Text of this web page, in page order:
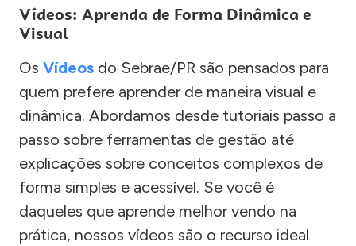
Vídeos: Aprenda de Forma Dinâmica e
Visual
Os Vídeos do Sebrae/PR são pensados para
quem prefere aprender de maneira visual e
dinâmica. Abordamos desde tutoriais passo a
passo sobre ferramentas de gestão até
explicações sobre conceitos complexos de
forma simples e acessível. Se você é
daqueles que aprende melhor vendo na
prática, nossos vídeos são o recurso ideal